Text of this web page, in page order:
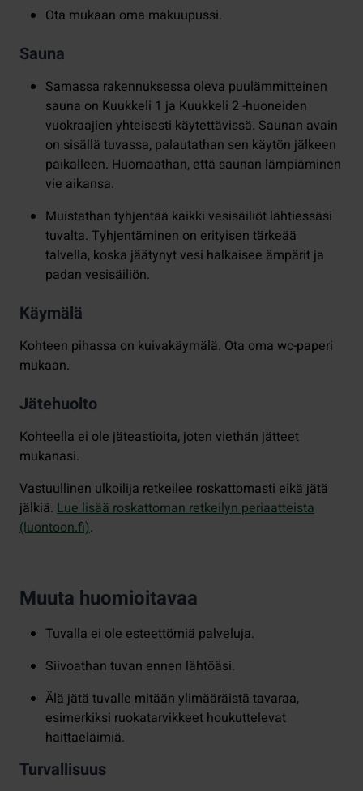
Ota mukaan oma makuupussi.
Sauna
Samassa rakennuksessa oleva puulämmitteinen
sauna on Kuukkeli 1 ja Kuukkeli 2 -huoneiden
vuokraajien yhteisesti käytettävissä. Saunan avain
on sisällä tuvassa, palautathan sen käytön jälkeen
paikalleen. Huomaathan, että saunan lämpiäminen
vie aikansa.
Muistathan tyhjentää kaikki vesisäiliöt lähtiessäsi
tuvalta. Tyhjentäminen on erityisen tärkeää
talvella, koska jäätynyt vesi halkaisee ämpärit ja
padan vesisäiliön.
Käymälä
Kohteen pihassa on kuivakäymälä. Ota oma wc-paperi
mukaan.
Jätehuolto
Kohteella ei ole jäteastioita, joten viethän jätteet
mukanasi.
Vastuullinen ulkoilija retkeilee roskattomasti eikä jätä
jälkiä. Lue lisää roskattoman retkeilyn periaatteista
(luontoon.fi).
Muuta huomioitavaa
Tuvalla ei ole esteettömiä palveluja.
Siivoathan tuvan ennen lähtöäsi.
Älä jätä tuvalle mitään ylimääräistä tavaraa,
esimerkiksi ruokatarvikkeet houkuttelevat
haittaeläimiä.
Turvallisuus